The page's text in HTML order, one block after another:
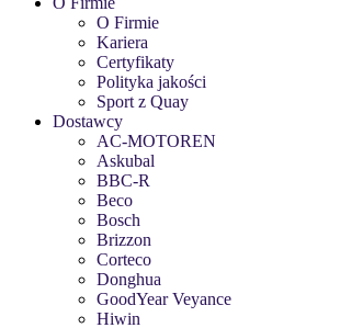
O Firmie
Kariera
Certyfikaty
Polityka jakości
Sport z Quay
Dostawcy
AC-MOTOREN
Askubal
BBC-R
Beco
Bosch
Brizzon
Corteco
Donghua
GoodYear Veyance
Hiwin